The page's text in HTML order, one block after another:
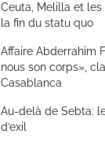
Ceuta, Melilla et les
la fin du statu quo
Affaire Abderrahim
nous son corps»,
Casablanca
Au-delà de Sebta:
d’exil